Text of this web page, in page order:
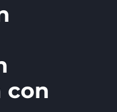
con